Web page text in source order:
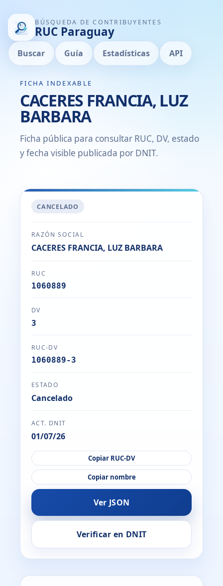
BÚSQUEDA DE CONTRIBUYENTES
RUC Paraguay
Buscar Guía Estadísticas API
FICHA INDEXABLE
CACERES FRANCIA, LUZ
BARBARA
Ficha pública para consultar RUC, DV, estado
y fecha visible publicada por DNIT.
CANCELADO
RAZÓN SOCIAL
CACERES FRANCIA, LUZ BARBARA
RUC
1060889
DV
3
RUC-DV
1060889-3
ESTADO
Cancelado
ACT. DNIT
01/07/26
Copiar RUC-DV
Copiar nombre
Ver JSON
Verificar en DNIT